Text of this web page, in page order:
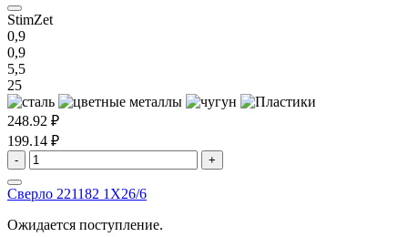
StimZet
0,9
0,9
5,5
25
248.92 ₽
199.14 ₽
- +
Сверло 221182 1X26/6
Ожидается поступление.